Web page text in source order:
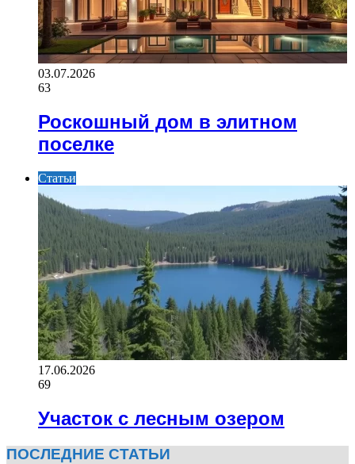
03.07.2026
63
Роскошный дом в элитном
поселке
Статьи
17.06.2026
69
Участок с лесным озером
ПОСЛЕДНИЕ СТАТЬИ